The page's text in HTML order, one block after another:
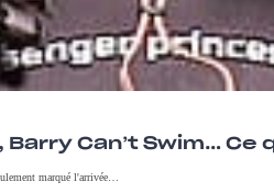
Barry Can’t Swim…
marqué l'arrivée…